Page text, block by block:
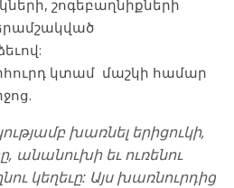
շոգեբաղնիքների
կտամ մաշկի համար
խառնել երիցուկի,
անանուխի եւ ուռենու
կեղեւը: Այս խառնուրդից